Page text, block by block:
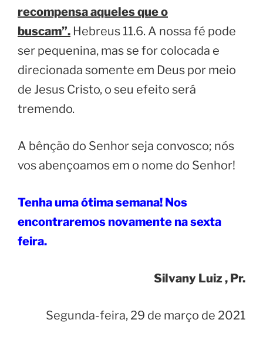
recompensa aqueles que o
buscam”. Hebreus 11.6. A nossa fé pode
ser pequenina, mas se for colocada e
direcionada somente em Deus por meio
de Jesus Cristo, o seu efeito será
tremendo.
A bênção do Senhor seja convosco; nós
vos abençoamos em o nome do Senhor!
Tenha uma ótima semana! Nos
encontraremos novamente na sexta
feira.
Silvany Luiz , Pr.
Segunda-feira, 29 de março de 2021